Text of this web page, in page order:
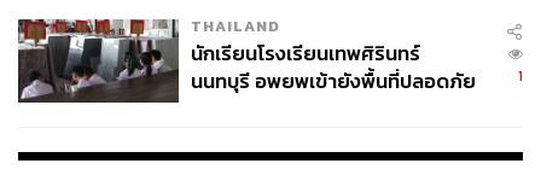
จ่ายหนี้-แอบระบุแบรนด์
THAILAND
นักเรียนโรงเรียนเทพศิรินทร์
นนทบุรี อพยพเข้ายังพื้นที่ปลอดภัย
1